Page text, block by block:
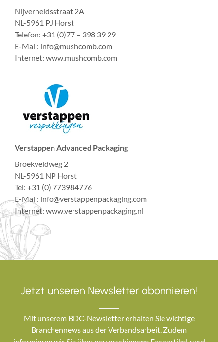
Nijverheidsstraat 2A
NL-5961 PJ Horst
Telefon: +31 (0)77 – 398 39 29
E-Mail: info@mushcomb.com
Internet: www.mushcomb.com
Verstappen Advanced Packaging
Broekveldweg 2
NL-5961 NP Horst
Tel: +31 (0) 773984776
E-Mail: info@verstappenpackaging.com
Internet: www.verstappenpackaging.nl
Jetzt unseren Newsletter abonnieren!
Mit unserem BDC-Newsletter erhalten Sie wichtige
Branchennews aus der Verbandsarbeit. Zudem